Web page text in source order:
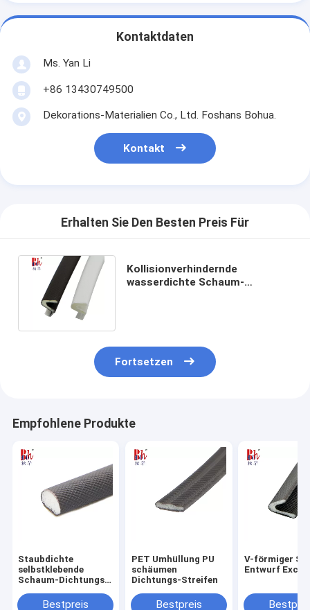
Kontaktdaten
Ms. Yan Li
+86 13430749500
Dekorations-Materialien Co., Ltd. Foshans Bohua.
Kontakt
Erhalten Sie Den Besten Preis Für
Kollisionverhindernde
wasserdichte Schaum-
Fortsetzen
Empfohlene Produkte
Staubdichte
selbstklebende
Schaum-Dichtungs-
Bestpreis
PET Umhüllung PU
schäumen
Dichtungs-Streifen
Bestpreis
V-förmiger
Entwurf